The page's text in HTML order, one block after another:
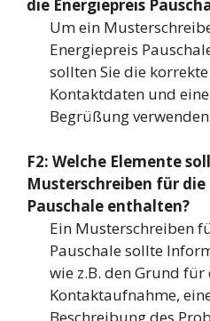
die Energiepreis
Um ein
Energiepreis
sollten Sie die
Kontaktdaten und
Begrüßung
F2: Welche Elemente
Musterschreiben für die
Pauschale enthalten?
Ein Musterschreiben
Pauschale sollte
wie z.B. den Grund für
Kontaktaufnahme,
Beschreibung des